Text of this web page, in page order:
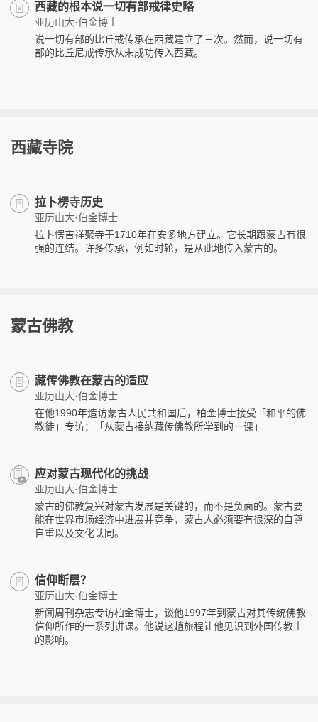
西藏的根本说一切有部戒律史略
亚历山大·伯金博士
说一切有部的比丘戒传承在西藏建立了三次。然而，说一切有
部的比丘尼戒传承从未成功传入西藏。
西藏寺院
拉卜楞寺历史
亚历山大·伯金博士
拉卜愣吉祥聚寺于1710年在安多地方建立。它长期跟蒙古有很
强的连结。许多传承，例如时轮，是从此地传入蒙古的。
蒙古佛教
藏传佛教在蒙古的适应
亚历山大·伯金博士
在他1990年造访蒙古人民共和国后，柏金博士接受「和平的佛
教徒」专访：「从蒙古接纳藏传佛教所学到的一课」
应对蒙古现代化的挑战
亚历山大·伯金博士
蒙古的佛教复兴对蒙古发展是关键的，而不是负面的。蒙古要
能在世界市场经济中进展并竞争，蒙古人必须要有很深的自尊
自重以及文化认同。
信仰断层？
亚历山大·伯金博士
新闻周刊杂志专访柏金博士，谈他1997年到蒙古对其传统佛教
信仰所作的一系列讲课。他说这趟旅程让他见识到外国传教士
的影响。